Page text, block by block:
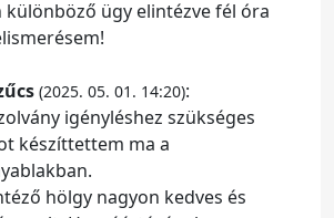
különböző ügy elintézve fél óra
(2025. 05. 01. 14:20):
igényléshez szükséges
készíttettem ma a
hölgy nagyon kedves és